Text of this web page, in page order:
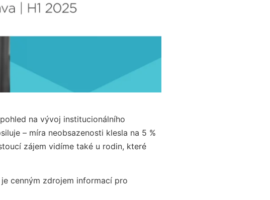
na vývoj institucionálního
– míra neobsazenosti klesla na 5 %
zájem vidíme také u rodin, které
cenným zdrojem informací pro